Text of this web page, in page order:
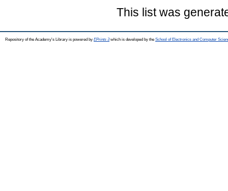
This list was
Repository of the Academy's Library is powered by EPrints 3which is developed by the School of Electronics and Computer